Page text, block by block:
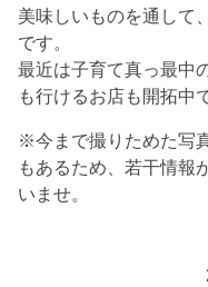
美味しいものを通して
です。
最近は子育て真っ最中
も行けるお店も開拓中
※今まで撮りためた写
もあるため、若干情報
いませ。